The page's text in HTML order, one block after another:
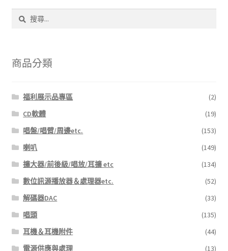
字:
商品分類
福利展示品專區
(2)
CD軟體
(19)
唱盤/唱臂/周邊etc.
(153)
喇叭
(149)
擴大器/前後級/唱放/耳擴 etc
(134)
數位訊源播放器＆處理器etc.
(52)
解碼器DAC
(33)
唱頭
(135)
耳機＆耳機附件
(44)
電源供應與處理
(13)